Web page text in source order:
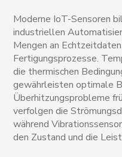
Moderne IoT-Sensoren
industriellen
Mengen an
Fertigungsprozesse.
die thermischen
gewährleisten optimale
Überhitzungsprobleme
verfolgen die
während
den Zustand und die